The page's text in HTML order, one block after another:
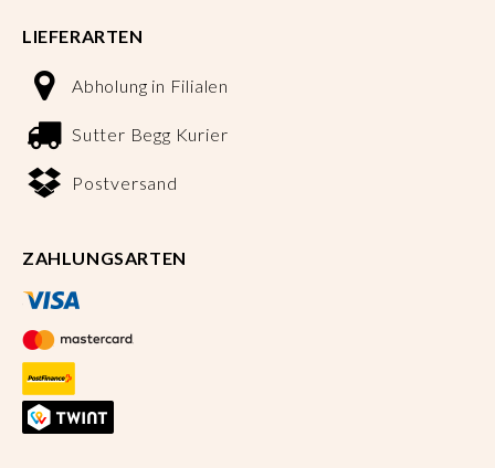
LIEFERARTEN
Abholung in Filialen
Sutter Begg Kurier
Postversand
ZAHLUNGSARTEN